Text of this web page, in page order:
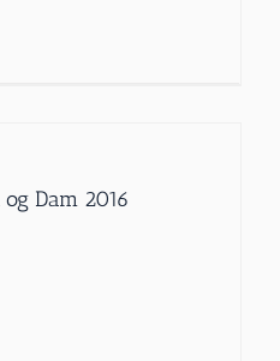
og Dam 2016